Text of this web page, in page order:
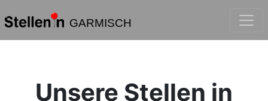
GARMISCH
Unsere Stellen in